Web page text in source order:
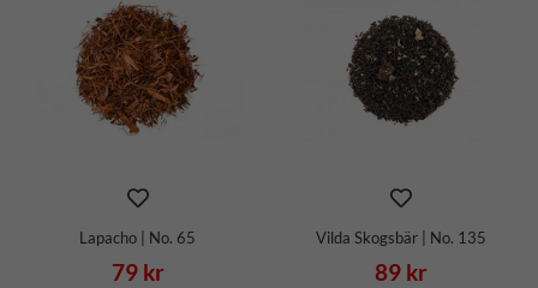
Lapacho | No. 65
79 kr
Vilda Skogsbär | No. 135
89 kr